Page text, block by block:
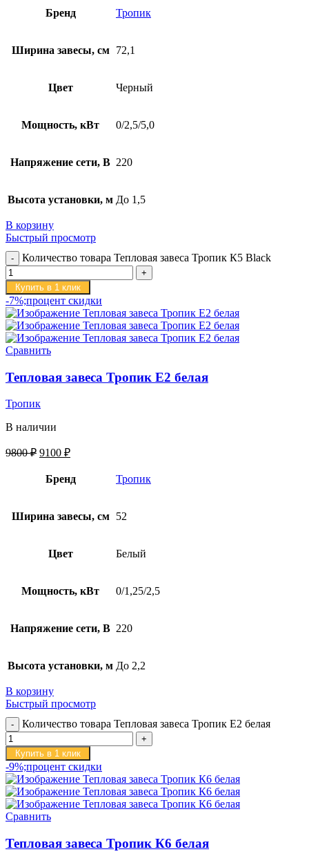
Бренд Тропик
Ширина завесы, см 72,1
Цвет Черный
Мощность, кВт 0/2,5/5,0
Напряжение сети, В 220
Высота установки, м До 1,5
В корзину
Быстрый просмотр
Количество товара Тепловая завеса Тропик К5 Black
Купить в 1 клик
-7%;процент скидки
Сравнить
Тепловая завеса Тропик E2 белая
Тропик
В наличии
9800₽ 9100 ₽
Бренд Тропик
Ширина завесы, см 52
Цвет Белый
Мощность, кВт 0/1,25/2,5
Напряжение сети, В 220
Высота установки, м До 2,2
В корзину
Быстрый просмотр
Количество товара Тепловая завеса Тропик E2 белая
Купить в 1 клик
-9%;процент скидки
Сравнить
Тепловая завеса Тропик К6 белая